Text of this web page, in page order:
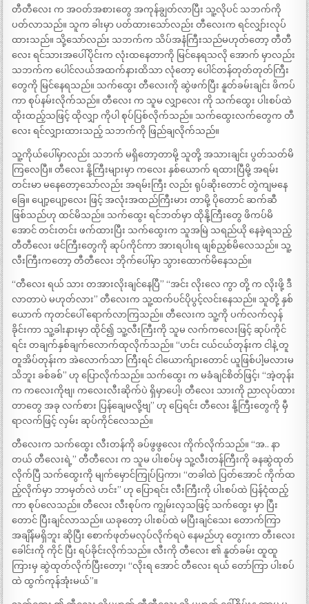
တီတီလေး က အဝတ်အစားတွေ အကုန်ချွတ်လာပြီး သူ့လိုပင် သဘက်ကို
ပတ်လာသည်။ သူက ခါးမှာ ပတ်ထားသော်လည်း တီလေးက ရင်လျှာ်းလုပ်
ထားသည်။ သို့သော်လည်း သဘက်က သိပ်အနံကြီးသည်မဟုတ်တော့ တီတီ
လေး ရင်သားအပေါ်ပိုင်းက လုံးထနေတာကို မြင်နေရသလို အောက် မှာလည်း
သဘက်က ပေါင်လယ်အထက်နားထိသာ လုံတော့ ပေါင်တန်တုတ်တုတ်ကြီး
တွေကို မြင်နေရသည်။ သက်ထွေး တီလေးကို ဆွဲဖက်ပြီး နူတ်ခမ်းချင်း ဖိကပ်
ကာ စုပ်နမ်းလိုက်သည်။ တီလေး က သူမ လျှာလေး ကို သက်ထွေး ပါးစပ်ထဲ
ထိုးထည့်သဖြင့် ထိုလျှာ ကိုပါ စုပ်ပြစ်လိုက်သည်။ သက်ထွေးလက်တွေက တီ
လေး ရင်လျှားထားသည့် သဘက်ကို ဖြည်ချလိုက်သည်။
သူ့ကိုယ်ပေါ်မှာလည်း သဘက် မရှိတော့တာမို့ သူတို့ အသားချင်း ပွတ်သတ်မိ
ကြလေပြီ။ တီလေး နို့ကြီးများမှာ ကလေး နှစ်ယောက် ရထားပြီမို့ အရမ်း
တင်းမာ မနေတော့သော်လည်း အရမ်းကြီး လည်း ရုပ်ဆိုးတောင် တွဲကျမနေ
ခြေ။ ပျော့ပျော့လေး ဖြင့် အလုံးအထည်ကြီးမား တာမို့ ပိုတောင် ဆက်ဆီ
ဖြစ်သည်ဟု ထင်မိသည်။ သက်ထွေး ရင်ဘတ်မှာ ထိုနို့ကြီးတွေ ဖိကပ်မိ
အောင် တင်းတင်း ဖက်ထားပြီး သက်ထွေးက သူအမြဲ သရည်ယို နေခဲ့ရသည့်
တီတီလေး ဖင်ကြီးတွေကို ဆုပ်ကိုင်ကာ အားရပါးရ ဖျစ်ညှစ်မိလေသည်။ သူ့
လီးကြီးကတော့ တီတီလေး ဘိုက်ပေါ်မှာ သွားထောက်မိနေသည်။
“တီလေး ရယ် သား တအားလိုးချင်နေပြီ” “အင်း လိုးလေ ကွာ တို့ က လိုးဖို့ ဒီ
လာတာပဲ မဟုတ်လား” တီလေးက သူ့ထက်ပင်ပိုပွင့်လင်းနေသည်။ သူတို့ နှစ်
ယောက် ကုတင်ပေါ် ရောက်လာကြသည်။ တီလေးက သူ့ကို ပက်လက်လှန်
ခိုင်းကာ သူ့ခါးနားမှာ ထိုင်၍ သူ့လီးကြီးကို သူမ လက်ကလေးဖြင့် ဆုပ်ကိုင်
ရင်း တချက်နှစ်ချက်လောက်ထုလိုက်သည်။ “ဟင်း ငယ်ငယ်တုန်းက ငါနဲ့ တူ
တူအိပ်တုန်းက အဲလောက်သာ ကြီးရင် ငါယောက်ျားတောင် ယူဖြစ်ပါ့မလားမ
သိဘူး ခစ်ခစ်” ဟု ပြောလိုက်သည်။ သက်ထွေး က မခံချင်စိတ်ဖြင့်၊ “အဲ့တုန်း
က ကလေးကိုဗျ၊ ကလေးလီးဆိုက်ပဲ ရှိမှာပေါ့၊ တီလေး သားကို ညာလုပ်ထား
တာတွေ အခု လက်စား ပြန်ချေမလို့ဗျ” ဟု ပြေရင်း တီလေး နို့ကြီးတွေကို မှီ
ရာလက်ဖြင့် လှမ်း ဆုပ်ကိုင်လေသည်။
တီလေးက သက်ထွေး လီးတန်ကို ခပ်ဖွဖွလေး ကိုက်လိုက်သည်။ “အ.. နာ
တယ် တီလေးရဲ့” တီတီလေး က သူမ ပါးစပ်မှ သူ့လီးတန်ကြီးကို ခနဆွဲထုတ်
လိုက်ပြီ သက်ထွေးကို မျက်မှောင်ကြုပ်ပြကာ၊ “တခါထဲ ပြတ်အောင် ကိုက်ထ
ည့်လိုက်မှာ ဘာမှတ်လဲ ဟင်း” ဟု ပြောရင်း လီးကြီးကို ပါးစပ်ထဲ ပြန်ငုံထည့်
ကာ စုပ်လေသည်။ တီလေး လီးစုပ်က ကျွမ်းလှသဖြင့် သက်ထွေး မှာ ပြီး
တောင် ပြီးချင်လာသည်။ ယခုတော့ ပါးစပ်ထဲ မပြီးချင်သေး တောက်ကြာ
အချိန်မရှိဘူး ဆိုပြီး စောက်ဖုတ်မလုပ်လိုက်ရပဲ နေမည်ဟု တွေးကာ တီးလေး
ခေါင်းကို ကိုင် ပြီး ရပ်ခိုင်းလိုက်သည်။ လီးကို တီလေး ၏ နူတ်ခမ်း ထူထူ
ကြားမှ ဆွဲထုတ်လိုက်ပြီးတော့၊ “လိုးရ အောင် တီလေး ရယ် တော်ကြာ ပါးစပ်
ထဲ ထွက်ကုန်အုံးမယ်”။